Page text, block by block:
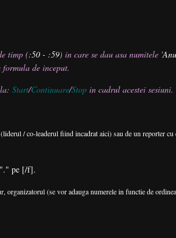
timp (:50 - :59) in care se dau asa numitele '
formula de inceput.
Start/Continuare/Stop in cadrul acestei sesiuni.
/ co-leaderul fiind incadrat aici) sau de un reporter
"." pe [/f].
organizatorul (se vor adauga numerele in functie de